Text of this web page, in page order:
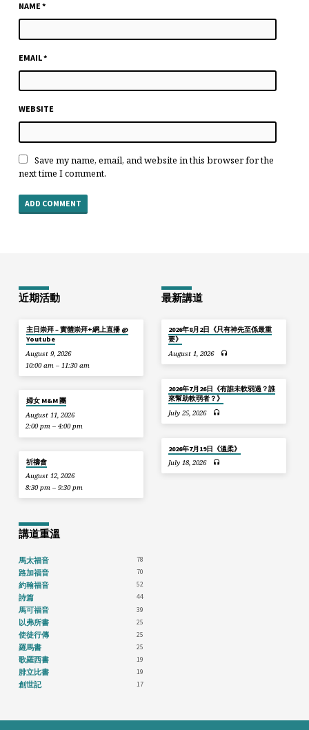
NAME*
EMAIL*
WEBSITE
Save my name, email, and website in this browser for the
next time I comment.
近期活動
主日崇拜 – 實體崇拜+網上直播 @
Youtube
August 9, 2026
10:00 am – 11:30 am
婦女 M&M 團
August 11, 2026
2:00 pm – 4:00 pm
祈禱會
August 12, 2026
8:30 pm – 9:30 pm
最新講道
2026年8月2日《只有神先至係最重
要》
August 1, 2026
2026年7月26日《有誰未軟弱過？誰
來幫助軟弱者？》
July 25, 2026
2026年7月19日《溫柔》
July 18, 2026
講道重溫
馬太福音 78
路加福音 70
約翰福音 52
詩篇 44
馬可福音 39
以弗所書 25
使徒行傳 25
羅馬書 25
歌羅西書 19
腓立比書 19
創世記 17